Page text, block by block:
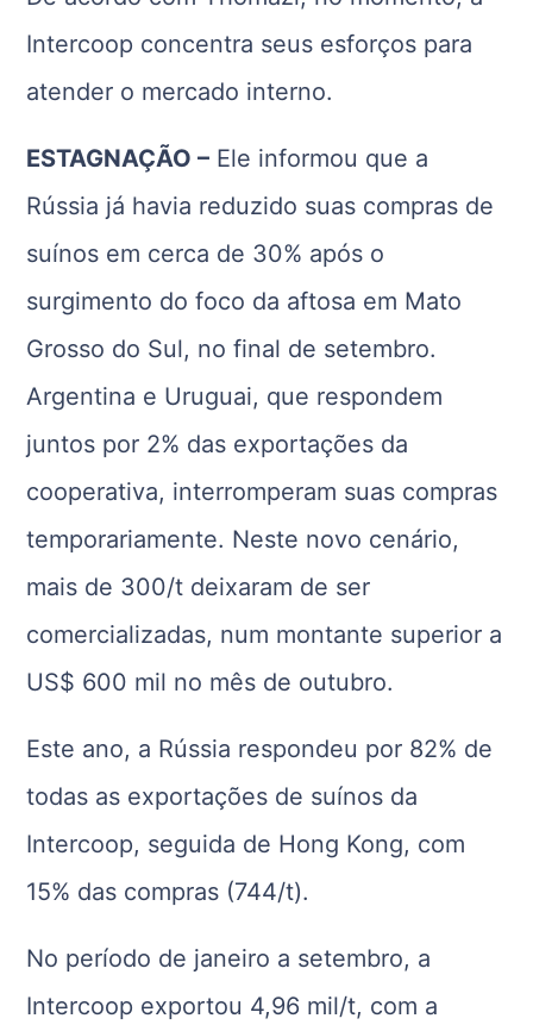
Intercoop concentra seus esforços para
atender o mercado interno.
ESTAGNAÇÃO – Ele informou que a
Rússia já havia reduzido suas compras de
suínos em cerca de 30% após o
surgimento do foco da aftosa em Mato
Grosso do Sul, no final de setembro.
Argentina e Uruguai, que respondem
juntos por 2% das exportações da
cooperativa, interromperam suas compras
temporariamente. Neste novo cenário,
mais de 300/t deixaram de ser
comercializadas, num montante superior a
US$ 600 mil no mês de outubro.
Este ano, a Rússia respondeu por 82% de
todas as exportações de suínos da
Intercoop, seguida de Hong Kong, com
15% das compras (744/t).
No período de janeiro a setembro, a
Intercoop exportou 4,96 mil/t, com a